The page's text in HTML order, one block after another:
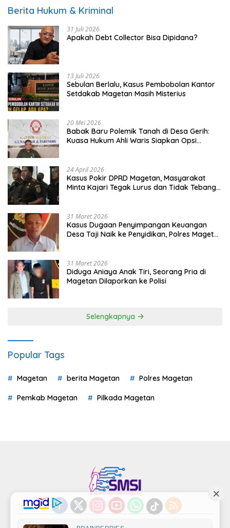
Berita Hukum & Kriminal
31 Juli 2026
Apakah Debt Collector Bisa Dipidana?
13 Juli 2026
Sebulan Berlalu, Kasus Pembobolan Kantor
Setdakab Magetan Masih Misterius
20 Mei 2026
Babak Baru Polemik Tanah di Desa Gerih:
Kuasa Hukum Ahli Waris Siapkan Opsi
24 April 2026
Kasus Pokir DPRD Magetan, Masyarakat
Minta Kajari Tegak Lurus dan Tidak Tebang
31 Maret 2026
Kasus Dugaan Penyimpangan Keuangan
Desa Taji Naik ke Penyidikan, Polres Magetan
31 Maret 2026
Diduga Aniaya Anak Tiri, Seorang Pria di
Magetan Dilaporkan ke Polisi
Selengkapnya
Popular Tags
Magetan berita Magetan Polres Magetan
Pemkab Magetan Pilkada Magetan